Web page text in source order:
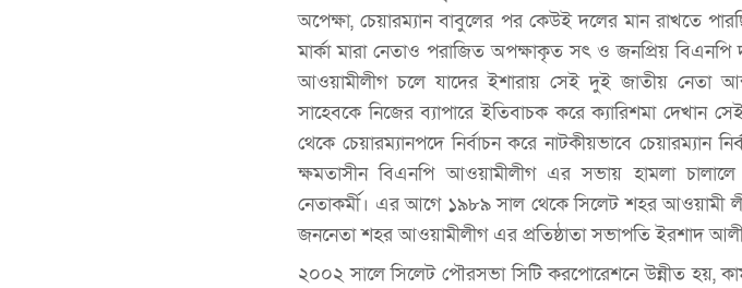
অপেক্ষা, চেয়ারম্যান বাবুলের পর কেউই দলের মান রাখতে
মার্কা মারা নেতাও পরাজিত অপক্ষাকৃত সৎ ও জনপ্রিয় বিএনপি
আওয়ামীলীগ চলে যাদের ইশারায় সেই দুই জাতীয় নেতা
সাহেবকে নিজের ব্যাপারে ইতিবাচক করে ক্যারিশমা দেখান
থেকে চেয়ারম্যানপদে নির্বাচন করে নাটকীয়ভাবে চেয়ারম্যান
ক্ষমতাসীন বিএনপি আওয়ামীলীগ এর সভায় হামলা
নেতাকর্মী। এর আগে ১৯৮৯ সাল থেকে সিলেট শহর আওয়ামী
জননেতা শহর আওয়ামীলীগ এর প্রতিষ্ঠাতা সভাপতি ইরশাদ
২০০২ সালে সিলেট পৌরসভা সিটি করপোরেশনে উন্নীত হয়,